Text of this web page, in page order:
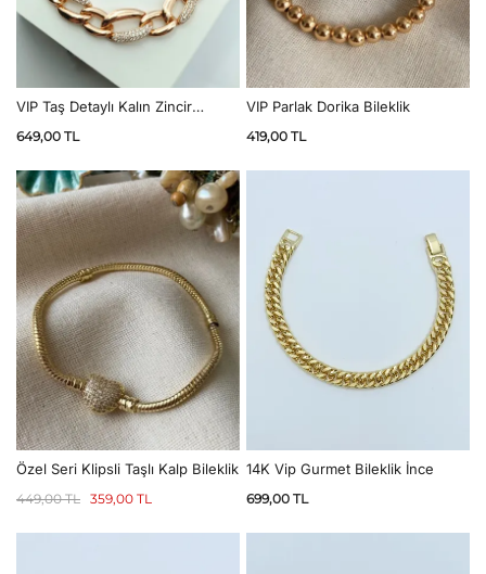
VIP Taş Detaylı Kalın Zincir
649,00 TL
VIP Parlak Dorika Bileklik
419,00 TL
Özel Seri Klipsli Taşlı Kalp Bileklik
449,00TL 359,00 TL
14K Vip Gurmet Bileklik İnce
699,00 TL